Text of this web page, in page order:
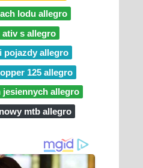
lodu allegro
ativ s allegro
pojazdy allegro
125 allegro
jesiennych allegro
mtb allegro